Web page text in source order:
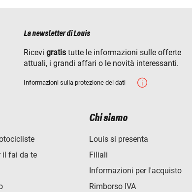
La newsletter di Louis
Ricevi gratis tutte le informazioni sulle offerte
attuali, i grandi affari o le novità interessanti.
Informazioni sulla protezione dei dati
il fai da te
Chi siamo
Louis si presenta
Filiali
Informazioni per l'acquisto
Rimborso IVA